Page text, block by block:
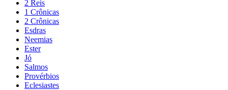
2 Reis
1 Crônicas
2 Crônicas
Esdras
Neemias
Ester
Jó
Salmos
Provérbios
Eclesiastes